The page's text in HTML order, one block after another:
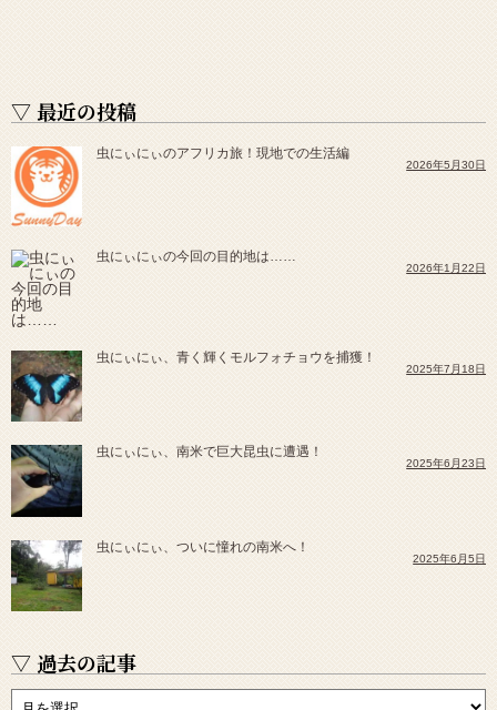
▽ 最近の投稿
虫にぃにぃのアフリカ旅！現地での生活編
2026年5月30日
虫にぃにぃの今回の目的地は……
2026年1月22日
虫にぃにぃ、青く輝くモルフォチョウを捕獲！
2025年7月18日
虫にぃにぃ、南米で巨大昆虫に遭遇！
2025年6月23日
虫にぃにぃ、ついに憧れの南米へ！
2025年6月5日
▽ 過去の記事